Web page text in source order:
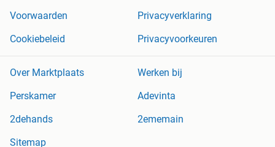
Voorwaarden
Privacyverklaring
Cookiebeleid
Privacyvoorkeuren
Over Marktplaats
Werken bij
Perskamer
Adevinta
2dehands
2ememain
Sitemap